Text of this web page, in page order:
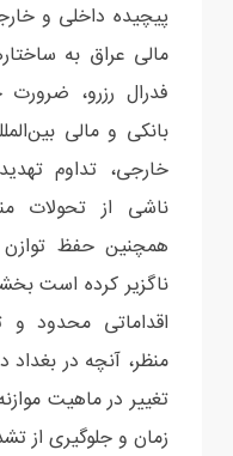
پیچیده داخلی و
مالی عراق به
فدرال رزرو،
بانکی و مالی
خارجی، تداوم
ناشی از تحولات
همچنین حفظ توازن
ناگزیر کرده است
اقداماتی محدود و
منظر، آنچه در
تغییر در ماهیت
زمان و جلوگیری از